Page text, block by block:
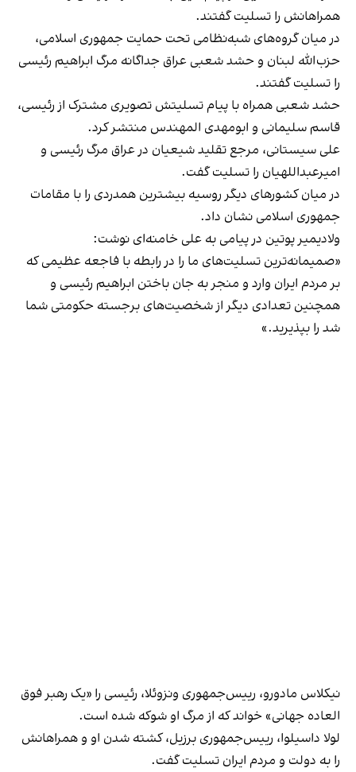
همراهانش را تسلیت گفتند.
در میان گروه‌های شبه‌نظامی تحت حمایت جمهوری اسلامی،
حزب‌الله لبنان و حشد شعبی عراق جداگانه مرگ ابراهیم رئیسی
را تسلیت گفتند.
حشد شعبی همراه با پیام تسلیتش تصویری مشترک از رئیسی،
قاسم سلیمانی و ابومهدی المهندس منتشر کرد.
علی سیستانی، مرجع تقلید شیعیان در عراق مرگ رئیسی و
امیرعبداللهیان را تسلیت گفت.
در میان کشورهای دیگر روسیه بیشترین همدردی را با مقامات
جمهوری اسلامی نشان داد.
ولادیمیر پوتین در پیامی به علی خامنه‌ای نوشت:
«صمیمانه‌ترین تسلیت‌های ما را در رابطه با فاجعه عظیمی که
بر مردم ایران وارد و منجر به جان باختن ابراهیم رئیسی و
همچنین تعدادی دیگر از شخصیت‌های برجسته حکومتی شما
شد را بپذیرید.»
نیکلاس مادورو، رییس‌جمهوری ونزوئلا، رئیسی را «یک رهبر فوق
العاده جهانی» خواند که از مرگ او شوکه شده است.
لولا داسیلوا، رییس‌جمهوری برزیل، کشته شدن او و همراهانش
را به دولت و مردم ایران تسلیت گفت.